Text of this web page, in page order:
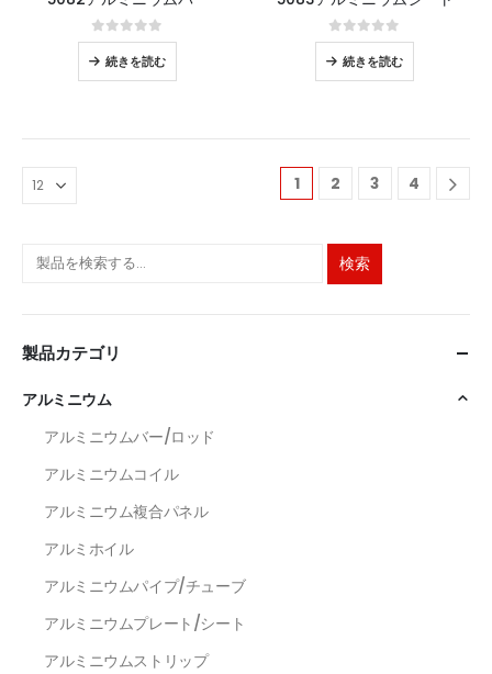
05つのうち
続きを読む
05つのうち
続きを読む
1 2 3 4
検索
製品カテゴリ
アルミニウム
アルミニウムバー/ロッド
アルミニウムコイル
アルミニウム複合パネル
アルミホイル
アルミニウムパイプ/チューブ
アルミニウムプレート/シート
アルミニウムストリップ